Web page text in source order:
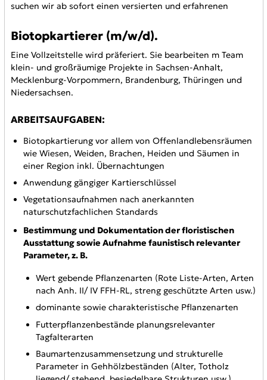
suchen wir ab sofort einen versierten und erfahrenen
Biotopkartierer (m/w/d).
Eine Vollzeitstelle wird präferiert. Sie bearbeiten m Team
klein- und großräumige Projekte in Sachsen-Anhalt,
Mecklenburg-Vorpommern, Brandenburg, Thüringen und
Niedersachsen.
ARBEITSAUFGABEN:
Biotopkartierung vor allem von Offenlandlebensräumen
wie Wiesen, Weiden, Brachen, Heiden und Säumen in
einer Region inkl. Übernachtungen
Anwendung gängiger Kartierschlüssel
Vegetationsaufnahmen nach anerkannten
naturschutzfachlichen Standards
Bestimmung und Dokumentation der floristischen
Ausstattung sowie Aufnahme faunistisch relevanter
Parameter, z. B.
Wert gebende Pflanzenarten (Rote Liste-Arten, Arten
nach Anh. II/ IV FFH-RL, streng geschützte Arten usw.)
dominante sowie charakteristische Pflanzenarten
Futterpflanzenbestände planungsrelevanter
Tagfalterarten
Baumartenzusammensetzung und strukturelle
Parameter in Gehhölzbeständen (Alter, Totholz